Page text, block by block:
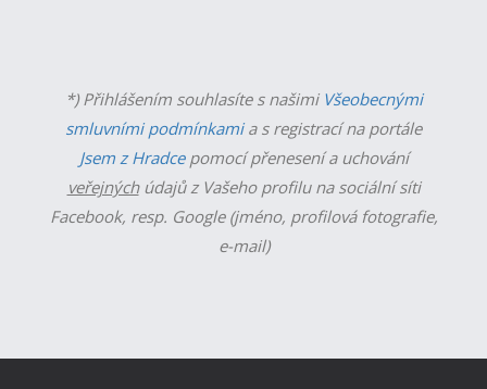
*) Přihlášením souhlasíte s našimi Všeobecnými
smluvními podmínkamia s registrací na portále
Jsem z Hradcepomocí přenesení a uchování
veřejnýchúdajů z Vašeho profilu na sociální síti
Facebook, resp. Google (jméno, profilová fotografie,
e-mail)